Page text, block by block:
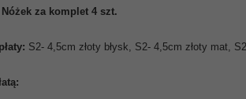
za komplet 4 szt.
S2- 4,5cm złoty błysk, S2- 4,5cm złoty mat,